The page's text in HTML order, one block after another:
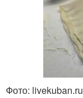
Фото: livekuban.ru